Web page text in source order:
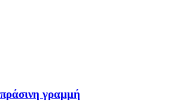
γραμμή